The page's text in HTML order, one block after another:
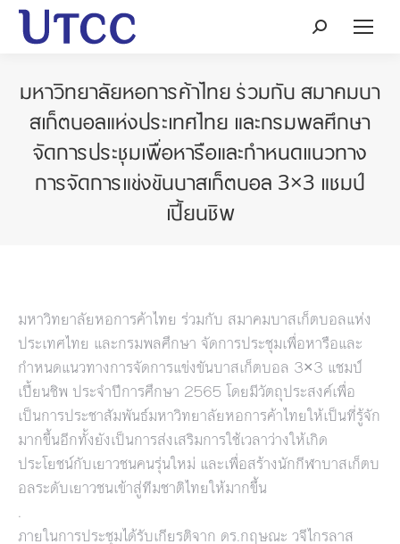
Search:
มหาวิทยาลัยหอการค้าไทย ร่วมกับ สมาคมบา
สเก็ตบอลแห่งประเทศไทย และกรมพลศึกษา
จัดการประชุมเพื่อหารือและกำหนดแนวทาง
การจัดการแข่งขันบาสเก็ตบอล 3×3 แชมป์
เปี้ยนชิพ
มหาวิทยาลัยหอการค้าไทย ร่วมกับ สมาคมบาสเก็ตบอลแห่ง
ประเทศไทย และกรมพลศึกษา จัดการประชุมเพื่อหารือและ
กำหนดแนวทางการจัดการแข่งขันบาสเก็ตบอล 3×3 แชมป์
เปี้ยนชิพ ประจำปีการศึกษา 2565 โดยมีวัตถุประสงค์เพื่อ
เป็นการประชาสัมพันธ์มหาวิทยาลัยหอการค้าไทยให้เป็นที่รู้จัก
มากขึ้นอีกทั้งยังเป็นการส่งเสริมการใช้เวลาว่างให้เกิด
ประโยชน์กับเยาวชนคนรุ่นใหม่ และเพื่อสร้างนักกีฬาบาสเก็ตบ
อลระดับเยาวชนเข้าสู่ทีมชาติไทยให้มากขึ้น
.
ภายในการประชุมได้รับเกียรติจาก ดร.กฤษณะ วจีไกรลาส